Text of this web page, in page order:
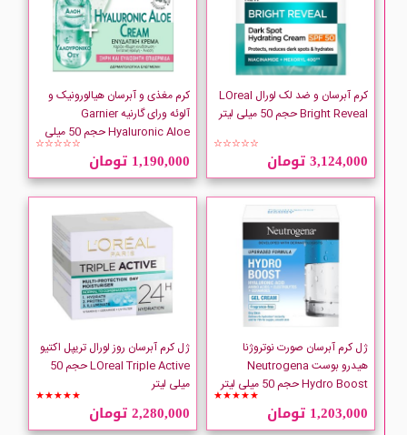
Collistar
COMEON
COSRX
DIADERMINE
Diego dalla palma
Dove
Dr Althea
DR BELTER
Elizabeth-Arden
کرم آبرسان و ضد لک لورال LOreal
Bright Reveal حجم 50 میلی لیتر
☆☆☆☆☆
3,124,000 تومان
کرم مغذی و آبرسان هیالورونیک و
آلوئه ورای گارنیه Garnier
Hyaluronic Aloe حجم 50 میلی
☆☆☆☆☆
1,190,000 تومان
ژل کرم آبرسان صورت نوتروژنا
هیدرو بوست Neutrogena
Hydro Boost حجم 50 میلی لیتر
★★★★★
1,203,000 تومان
ژل کرم آبرسان روز لورال تریپل اکتیو
LOreal Triple Active حجم 50
میلی لیتر
★★★★★
2,280,000 تومان